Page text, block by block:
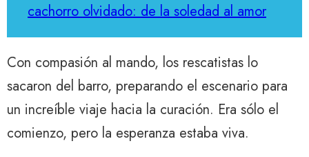
cachorro olvidado: de la soledad al amor
Con compasión al mando, los rescatistas lo
sacaron del barro, preparando el escenario para
un increíble viaje hacia la curación. Era sólo el
comienzo, pero la esperanza estaba viva.